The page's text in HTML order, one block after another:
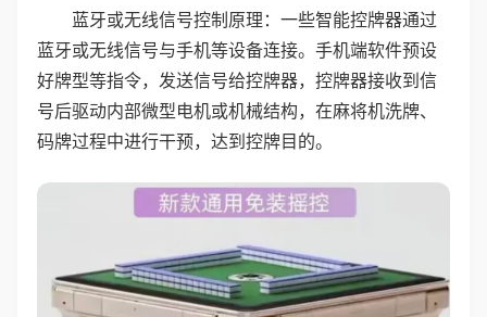
蓝牙或无线信号控制原理：一些智能控牌器通过
蓝牙或无线信号与手机等设备连接。手机端软件预设
好牌型等指令，发送信号给控牌器，控牌器接收到信
号后驱动内部微型电机或机械结构，在麻将机洗牌、
码牌过程中进行干预，达到控牌目的。